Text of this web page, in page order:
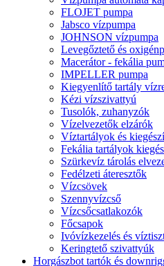
FLOJET pumpa
Jabsco vízpumpa
JOHNSON vízpumpa
Levegőztető és
Macerátor - fekália
IMPELLER pumpa
Kiegyenlítő tartály
Kézi vízszivattyú
Tusolók, zuhanyzók
Vízelvezetők elzárók
Víztartályok és
Fekália tartályok
Szürkevíz tárolás
Fedélzeti áteresztők
Vízcsövek
Szennyvízcső
Vízcsőcsatlakozók
Főcsapok
Ivóvízkezelés és
Keringtető szivattyúk
Horgászbot tartók és